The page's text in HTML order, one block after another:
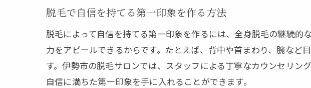
脱毛で自信を持てる第一印象を作る方法
脱毛によって自信を持てる第一印象を作るには、全身脱毛の継続
力をアピールできるからです。たとえば、背中や首まわり、腕な
す。伊勢市の脱毛サロンでは、スタッフによる丁寧なカウンセリン
自信に満ちた第一印象を手に入れることができます。